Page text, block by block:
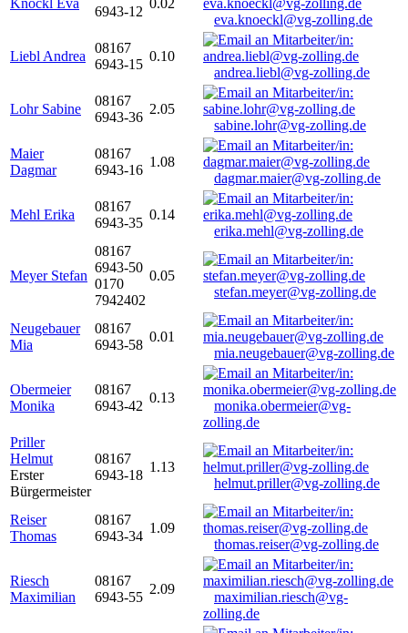
Knöckl Eva
6943-12
0.02
eva.knoeckl@vg-zolling.de
Liebl Andrea
08167
6943-15
0.10
andrea.liebl@vg-zolling.de
Lohr Sabine
08167
6943-36
2.05
sabine.lohr@vg-zolling.de
Maier
Dagmar
08167
6943-16
1.08
dagmar.maier@vg-zolling.de
Mehl Erika
08167
6943-35
0.14
erika.mehl@vg-zolling.de
Meyer Stefan
08167
6943-50
0170
7942402
0.05
stefan.meyer@vg-zolling.de
Neugebauer
Mia
08167
6943-58
0.01
mia.neugebauer@vg-zolling.de
Obermeier
Monika
08167
6943-42
0.13
monika.obermeier@vg-
zolling.de
Priller
Helmut
Erster
Bürgermeister
08167
6943-18
1.13
helmut.priller@vg-zolling.de
Reiser
Thomas
08167
6943-34
1.09
thomas.reiser@vg-zolling.de
Riesch
Maximilian
08167
6943-55
2.09
maximilian.riesch@vg-
zolling.de